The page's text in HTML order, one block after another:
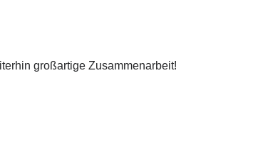
großartige Zusammenarbeit!